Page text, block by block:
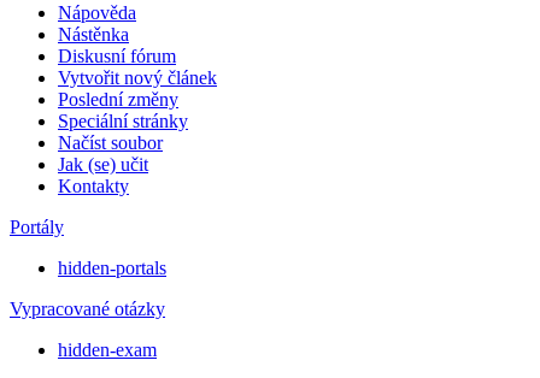
Nápověda
Nástěnka
Diskusní fórum
Vytvořit nový článek
Poslední změny
Speciální stránky
Načíst soubor
Jak (se) učit
Kontakty
Portály
hidden-portals
Vypracované otázky
hidden-exam